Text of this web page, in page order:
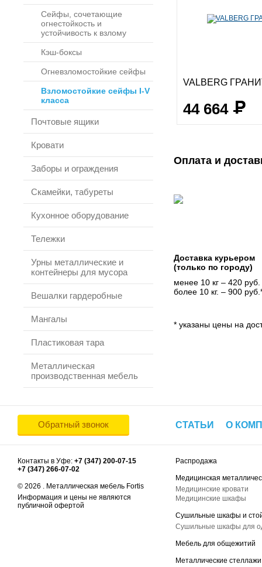
Сейфы, сочетающие
огнестойкость и
устойчивость к взлому
Кэш-боксы
Огневзломостойкие сейфы
Взломостойкие сейфы I-V
класса
Почтовые ящики
Кровати
Заборы и ограждения
Скамейки, табуреты
Кухонное оборудование
Тележки
Урны металлические и
контейнеры для мусора
Вешалки гардеробные
Мангалы
Пластиковая тара
Металлическая
производственная мебель
VALBERG
44 664
Оплата и
Доставка курьером
(только по городу)
менее 10 кг – 420 руб.
более 10 кг. – 900
* указаны цены на
Обратный звонок СТАТЬИ О
Контакты в Уфе: +7 (347) 200-07-15
+7 (347) 266-07-02
© 2026 . Металлическая мебель Fortis
Информация и цены не являются
публичной офертой
Распродажа
Медицинская
Медицинские кровати
Медицинские шкафы
Сушильные шкафы и
Сушильные шкафы для
Мебель для общежитий
Металлические стеллажи